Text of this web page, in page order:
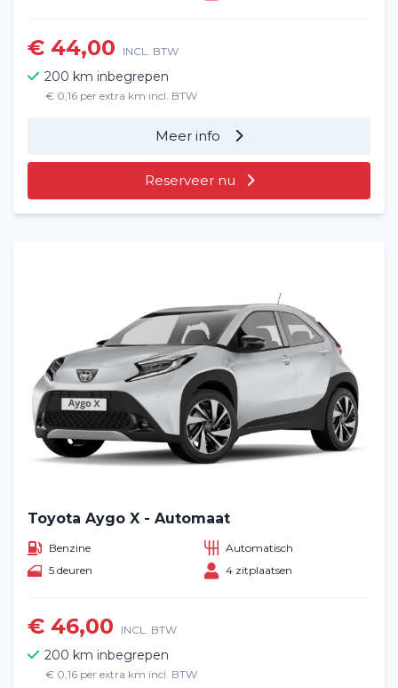
€ 44,00 INCL. BTW
200 km inbegrepen
€ 0,16 per extra km incl. BTW
Meer info
Reserveer nu
Toyota Aygo X - Automaat
Benzine
Automatisch
5 deuren
4 zitplaatsen
€ 46,00 INCL. BTW
200 km inbegrepen
€ 0,16 per extra km incl. BTW